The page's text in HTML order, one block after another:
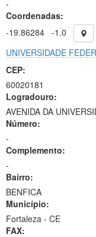
-
Coordenadas:
-19.86284 -1.0
UNIVERSIDADE
CEP:
60020181
Logradouro:
AVENIDA DA
Número:
-
Complemento:
-
Bairro:
BENFICA
Município:
Fortaleza - CE
FAX: